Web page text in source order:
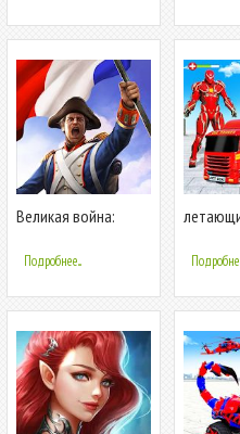
Великая война:
Подробнее...